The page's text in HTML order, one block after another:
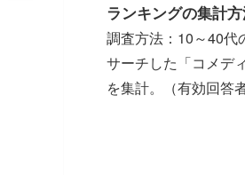
ランキングの集計
調査方法：10～40代
サーチした「コメデ
を集計。（有効回答